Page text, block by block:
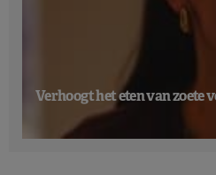
Verhoogt het eten van zoete